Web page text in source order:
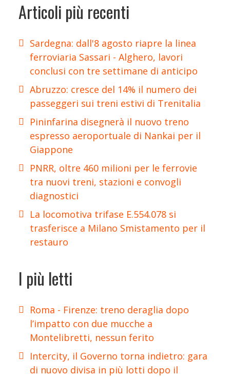
Articoli più recenti
Sardegna: dall'8 agosto riapre la linea
ferroviaria Sassari - Alghero, lavori
conclusi con tre settimane di anticipo
Abruzzo: cresce del 14% il numero dei
passeggeri sui treni estivi di Trenitalia
Pininfarina disegnerà il nuovo treno
espresso aeroportuale di Nankai per il
Giappone
PNRR, oltre 460 milioni per le ferrovie
tra nuovi treni, stazioni e convogli
diagnostici
La locomotiva trifase E.554.078 si
trasferisce a Milano Smistamento per il
restauro
I più letti
Roma - Firenze: treno deraglia dopo
l’impatto con due mucche a
Montelibretti, nessun ferito
Intercity, il Governo torna indietro: gara
di nuovo divisa in più lotti dopo il